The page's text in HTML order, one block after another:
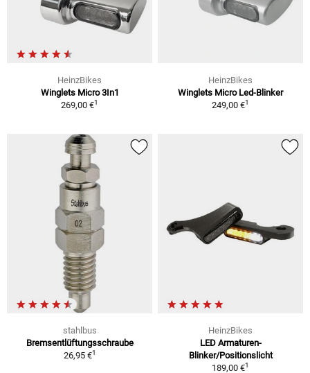
HeinzBikes
Winglets Micro 3In1
269,00 €1
HeinzBikes
Winglets Micro Led-Blinker
249,00 €1
stahlbus
Bremsentlüftungsschraube
26,95 €1
HeinzBikes
LED Armaturen-
Blinker/Positionslicht
189,00 €1